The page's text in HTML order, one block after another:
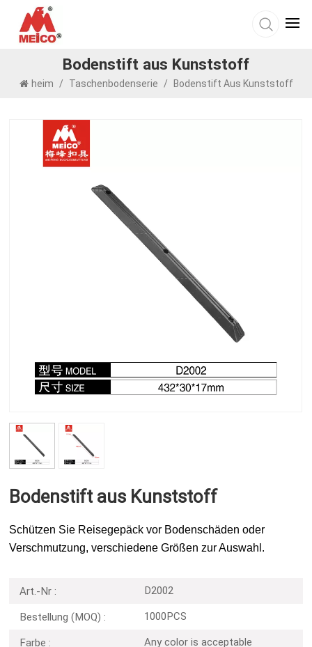
Bodenstift aus Kunststoff
heim / Taschenbodenserie / Bodenstift Aus Kunststoff
Bodenstift aus Kunststoff
Schützen Sie Reisegepäck vor Bodenschäden oder
Verschmutzung, verschiedene Größen zur Auswahl.
Art.-Nr : D2002
Bestellung (MOQ) : 1000PCS
Farbe : Any color is acceptable